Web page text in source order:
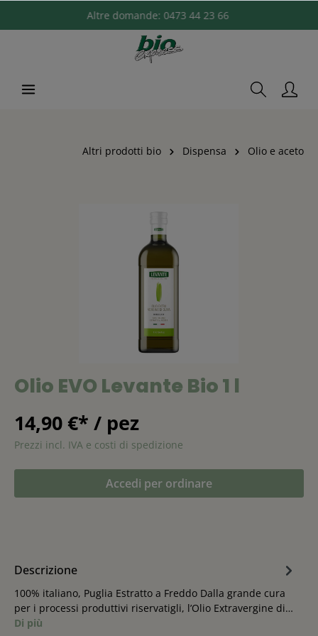
Altre domande: 0473 44 23 66
Altri prodotti bio Dispensa Olio e aceto
Olio EVO Levante Bio 1 l
14,90 €* / pez
Prezzi incl. IVA e costi di spedizione
Accedi per ordinare
Descrizione
100% italiano, Puglia Estratto a Freddo Dalla grande cura
per i processi produttivi riservatigli, l’Olio Extravergine di…
Di più